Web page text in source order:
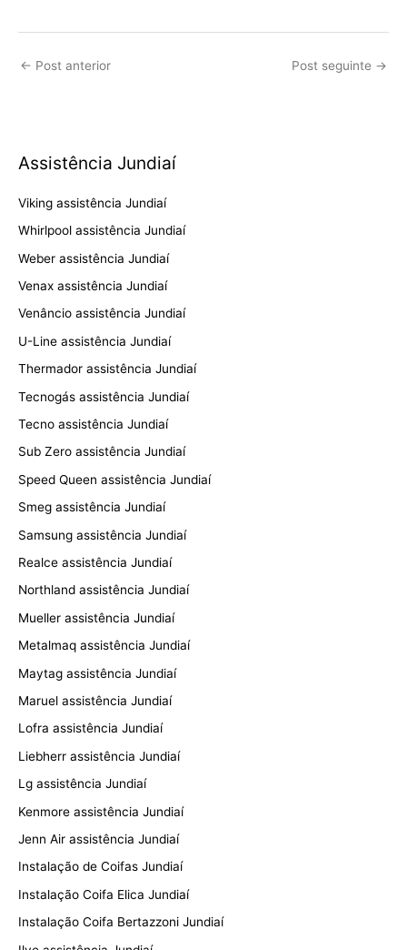
← Post anterior Post seguinte →
Assistência Jundiaí
Viking assistência Jundiaí
Whirlpool assistência Jundiaí
Weber assistência Jundiaí
Venax assistência Jundiaí
Venâncio assistência Jundiaí
U-Line assistência Jundiaí
Thermador assistência Jundiaí
Tecnogás assistência Jundiaí
Tecno assistência Jundiaí
Sub Zero assistência Jundiaí
Speed Queen assistência Jundiaí
Smeg assistência Jundiaí
Samsung assistência Jundiaí
Realce assistência Jundiaí
Northland assistência Jundiaí
Mueller assistência Jundiaí
Metalmaq assistência Jundiaí
Maytag assistência Jundiaí
Maruel assistência Jundiaí
Lofra assistência Jundiaí
Liebherr assistência Jundiaí
Lg assistência Jundiaí
Kenmore assistência Jundiaí
Jenn Air assistência Jundiaí
Instalação de Coifas Jundiaí
Instalação Coifa Elica Jundiaí
Instalação Coifa Bertazzoni Jundiaí